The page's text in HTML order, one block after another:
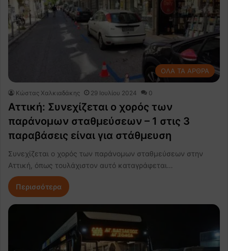
ΟΛΑ ΤΑ ΑΡΘΡΑ
Κώστας Χαλκιαδάκης 29 Ιουλίου 2024 0
Αττική: Συνεχίζεται ο χορός των
παράνομων σταθμεύσεων – 1 στις 3
παραβάσεις είναι για στάθμευση
Συνεχίζεται ο χορός των παράνομων σταθμεύσεων στην
Αττική, όπως τουλάχιστον αυτό καταγράφεται…
Περισσότερα